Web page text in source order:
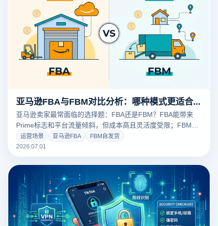
亚马逊FBA与FBM对比分析：哪种模式更适合新手卖家
亚马逊卖家最常面临的选择题：FBA还是FBM？FBA能带来
Prime标志和平台流量倾斜，但成本高且灵活度受限；FBM成
本可控且自主性更强，但曝光率和转化率往往不如FBA。本文
从成本结构、运营复杂度、流量获取与适用场景四个维度进行
运营场景 亚马逊FBA
FBM自发货
2026.07.01